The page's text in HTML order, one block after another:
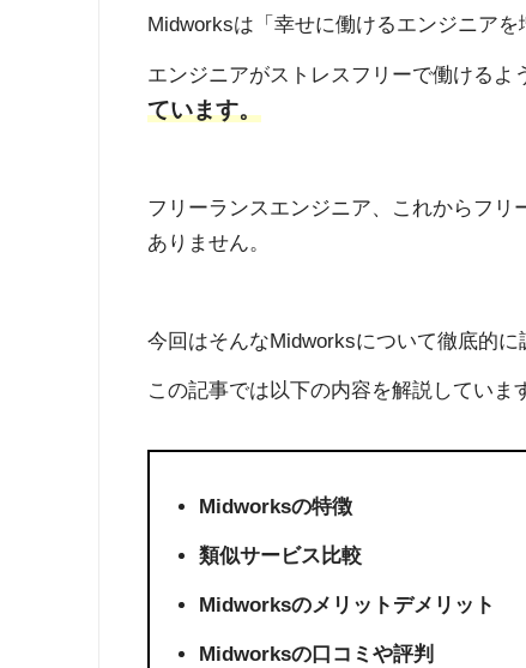
Midworksは「幸せに働けるエンジニア
エンジニアがストレスフリーで働けるよ
ています。
フリーランスエンジニア、これからフ
ありません。
今回はそんなMidworksについて徹底的に
この記事では以下の内容を解説していま
Midworksの特徴
類似サービス比較
Midworksのメリットデメリット
Midworksの口コミや評判